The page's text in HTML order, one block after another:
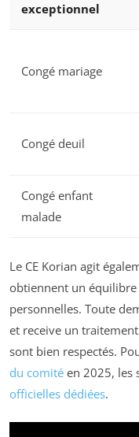
exceptionnel
Congé mariage
Congé deuil
Congé enfant
malade
Le CE Korian agit
obtiennent un
personnelles. Toute
et receive un
sont bien respectés.
du comité en 2025, les
officielles dédiées.